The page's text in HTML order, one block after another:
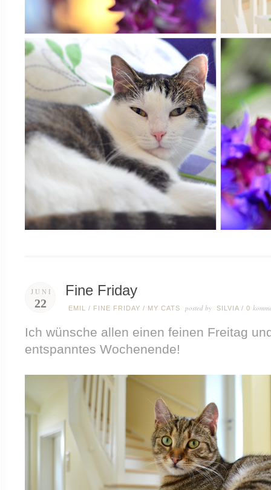
JUNI
22
Fine Friday
EMIL / FINE FRIDAY / MY CATS posted by SILVIA / 0
Ich wünsche allen einen feinen Freitag
entspanntes Wochenende!